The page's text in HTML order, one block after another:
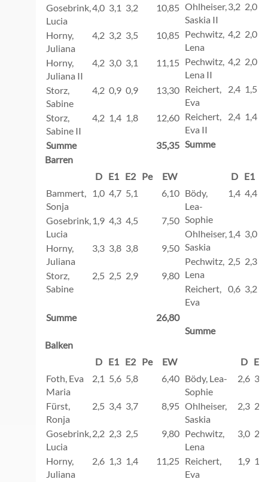
Gosebrink,
Lucia
4,0 3,1 3,2 10,85
Horny,
Juliana
4,2 3,2 3,5 10,85
Horny,
Juliana II
4,2 3,0 3,1 11,15
Storz,
Sabine
4,2 0,9 0,9 13,30
Storz,
Sabine II
4,2 1,4 1,8 12,60
Summe 35,35
Ohlheiser,
Saskia II
3,2 2,0
Pechwitz,
Lena
4,2 2,0
Pechwitz,
Lena II
4,2 2,0
Reichert,
Eva
2,4 1,5
Reichert,
Eva II
2,4 1,4
Summe
Barren
D E1 E2 Pe
EW
Bammert,
Sonja
1,0 4,7 5,1 6,10
Gosebrink,
Lucia
1,9 4,3 4,5 7,50
Horny,
Juliana
3,3 3,8 3,8 9,50
Storz,
Sabine
2,5 2,5 2,9 9,80
Summe 26,80
D E1
Bödy,
Lea-
Sophie
1,4 4,4
Ohlheiser,
Saskia
1,4 3,0
Pechwitz,
Lena
2,5 2,3
Reichert,
Eva
0,6 3,2
Summe
Balken
D E1 E2 Pe
EW
Foth, Eva
Maria
2,1 5,6 5,8 6,40
Fürst,
Ronja
2,5 3,4 3,7 8,95
Gosebrink,
Lucia
2,2 2,3 2,5 9,80
Horny,
Juliana
2,6 1,3 1,4 11,25
D E1
Bödy, Lea-
Sophie
2,6 3,2
Ohlheiser,
Saskia
2,3 2,1
Pechwitz,
Lena
3,0 2,1
Reichert,
Eva
1,9 1,5